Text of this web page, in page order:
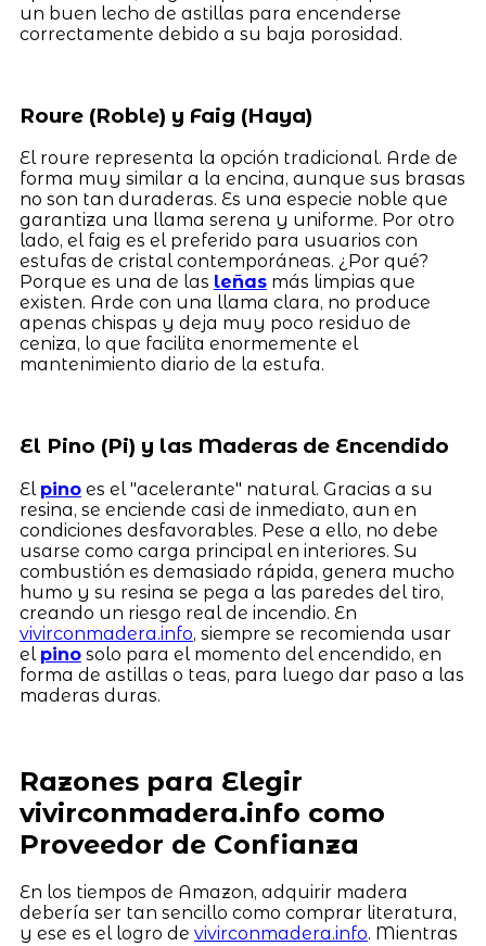
un buen lecho de astillas para encenderse
correctamente debido a su baja porosidad.
Roure (Roble) y Faig (Haya)
El roure representa la opción tradicional. Arde de
forma muy similar a la encina, aunque sus brasas
no son tan duraderas. Es una especie noble que
garantiza una llama serena y uniforme. Por otro
lado, el faig es el preferido para usuarios con
estufas de cristal contemporáneas. ¿Por qué?
Porque es una de las leñasmás limpias que
existen. Arde con una llama clara, no produce
apenas chispas y deja muy poco residuo de
ceniza, lo que facilita enormemente el
mantenimiento diario de la estufa.
El Pino (Pi) y las Maderas de Encendido
El pinoes el "acelerante" natural. Gracias a su
resina, se enciende casi de inmediato, aun en
condiciones desfavorables. Pese a ello, no debe
usarse como carga principal en interiores. Su
combustión es demasiado rápida, genera mucho
humo y su resina se pega a las paredes del tiro,
creando un riesgo real de incendio. En
vivirconmadera.info, siempre se recomienda usar
el pinosolo para el momento del encendido, en
forma de astillas o teas, para luego dar paso a las
maderas duras.
Razones para Elegir
vivirconmadera.info como
Proveedor de Confianza
En los tiempos de Amazon, adquirir madera
debería ser tan sencillo como comprar literatura,
y ese es el logro de vivirconmadera.info. Mientras